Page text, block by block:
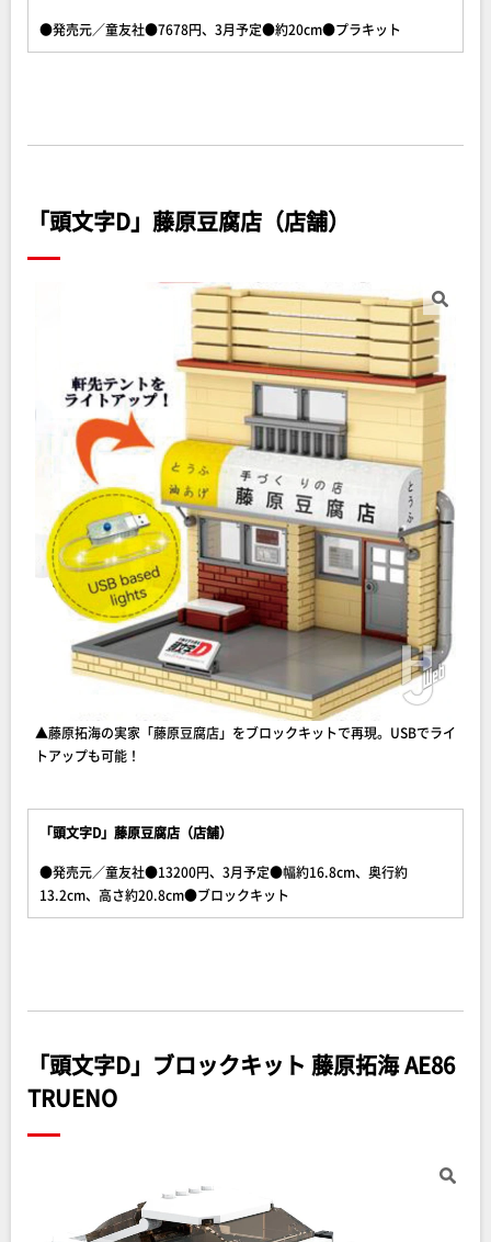
●発売元／童友社●7678円、3月予定●約20cm●プラキット
「頭文字D」藤原豆腐店（店舗）
▲藤原拓海の実家「藤原豆腐店」をブロックキットで再現。USBでライ
トアップも可能！
「頭文字D」藤原豆腐店（店舗）
●発売元／童友社●13200円、3月予定●幅約16.8cm、奥行約
13.2cm、高さ約20.8cm●ブロックキット
「頭文字D」ブロックキット 藤原拓海 AE86
TRUENO